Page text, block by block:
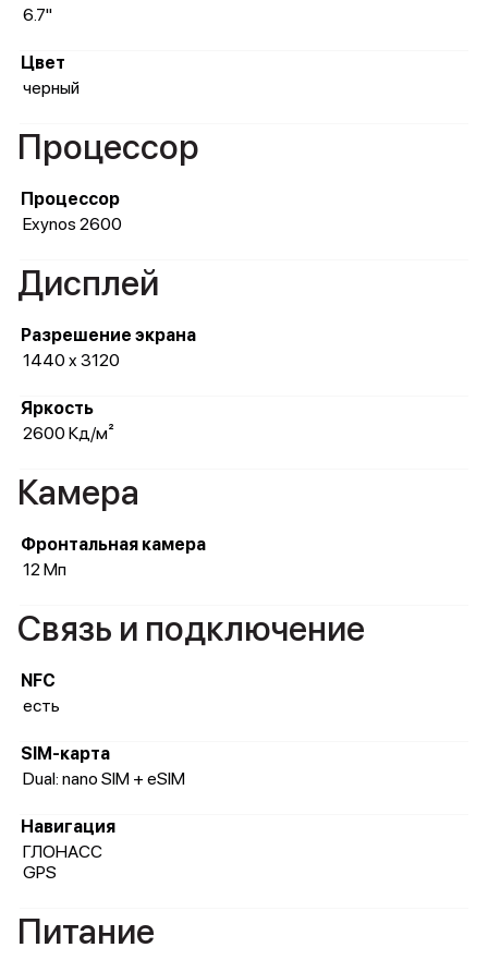
6.7"
Цвет
черный
Процессор
Процессор
Exynos 2600
Дисплей
Разрешение экрана
1440 x 3120
Яркость
2600 Кд/м²
Камера
Фронтальная камера
12 Мп
Связь и подключение
NFC
есть
SIM-карта
Dual: nano SIM + eSIM
Навигация
ГЛОНАСС
GPS
Питание